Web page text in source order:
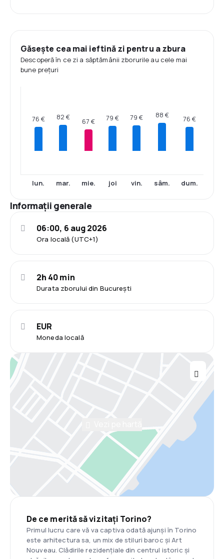
Găsește cea mai ieftină zi pentru a zbura
Descoperă în ce zi a săptămânii zborurile au cele mai
bune prețuri
76 €
lun.
82 €
mar.
67 €
mie.
79 €
joi
79 €
vin.
88 €
sâm.
76 €
dum.
Informații generale
Ora locală (UTC+1)
06:00, 6 aug 2026
Durata zborului din București
2h 40 min
Moneda locală
EUR
De ce merită să vizitați Torino?
Primul lucru care vă va captiva odată ajunși în Torino
este arhitectura sa, un mix de stiluri baroc și Art
Nouveau. Clădirile rezidențiale din centrul istoric și